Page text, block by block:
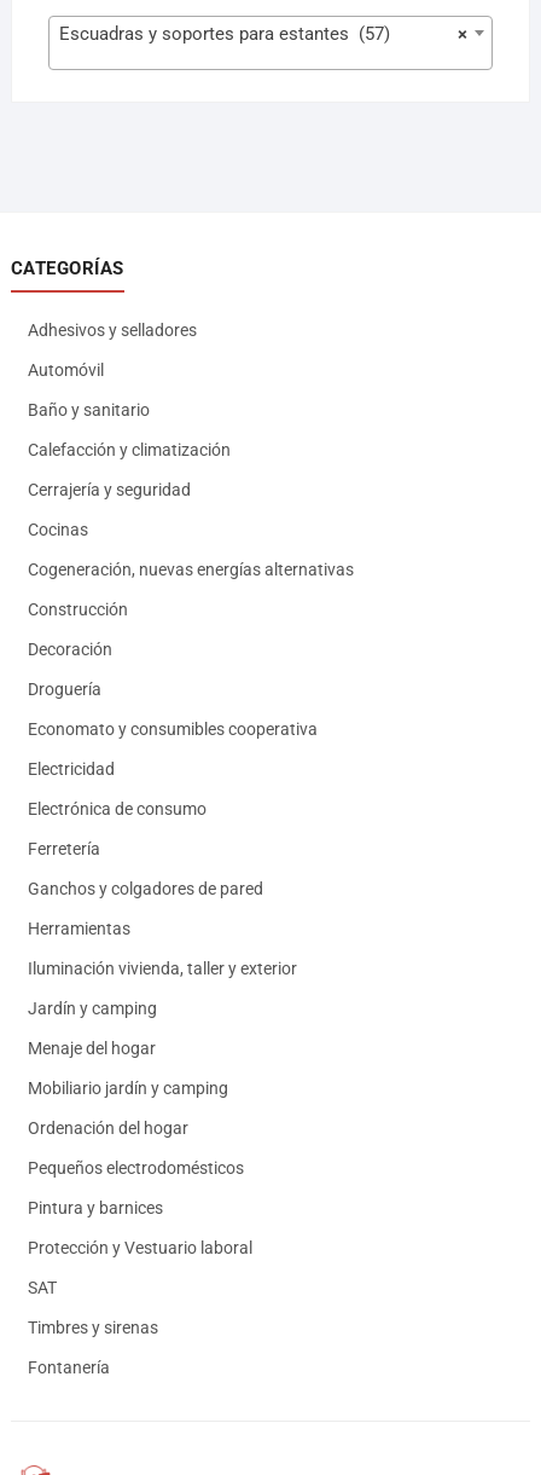
×
Escuadras y soportes para estantes (57)
CATEGORÍAS
Adhesivos y selladores
Automóvil
Baño y sanitario
Calefacción y climatización
Cerrajería y seguridad
Cocinas
Cogeneración, nuevas energías alternativas
Construcción
Decoración
Droguería
Economato y consumibles cooperativa
Electricidad
Electrónica de consumo
Ferretería
Ganchos y colgadores de pared
Herramientas
Iluminación vivienda, taller y exterior
Jardín y camping
Menaje del hogar
Mobiliario jardín y camping
Ordenación del hogar
Pequeños electrodomésticos
Pintura y barnices
Protección y Vestuario laboral
SAT
Timbres y sirenas
Fontanería